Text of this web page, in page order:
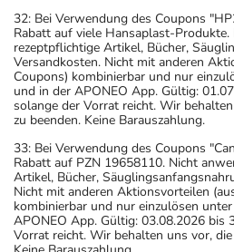
32: Bei Verwendung des Coupons
Rabatt auf viele Hansaplast-
rezeptpflichtige Artikel, Bücher,
Versandkosten. Nicht mit anderen
Coupons) kombinierbar und nur
und in der APONEO App. Gültig:
solange der Vorrat reicht. Wir
zu beenden. Keine Barauszahlung.
33: Bei Verwendung des Coupons
Rabatt auf PZN 19658110. Nicht
Artikel, Bücher,
Nicht mit anderen Aktionsvorteilen
kombinierbar und nur einzulösen
APONEO App. Gültig: 03.08.2026 bis
Vorrat reicht. Wir behalten uns vor,